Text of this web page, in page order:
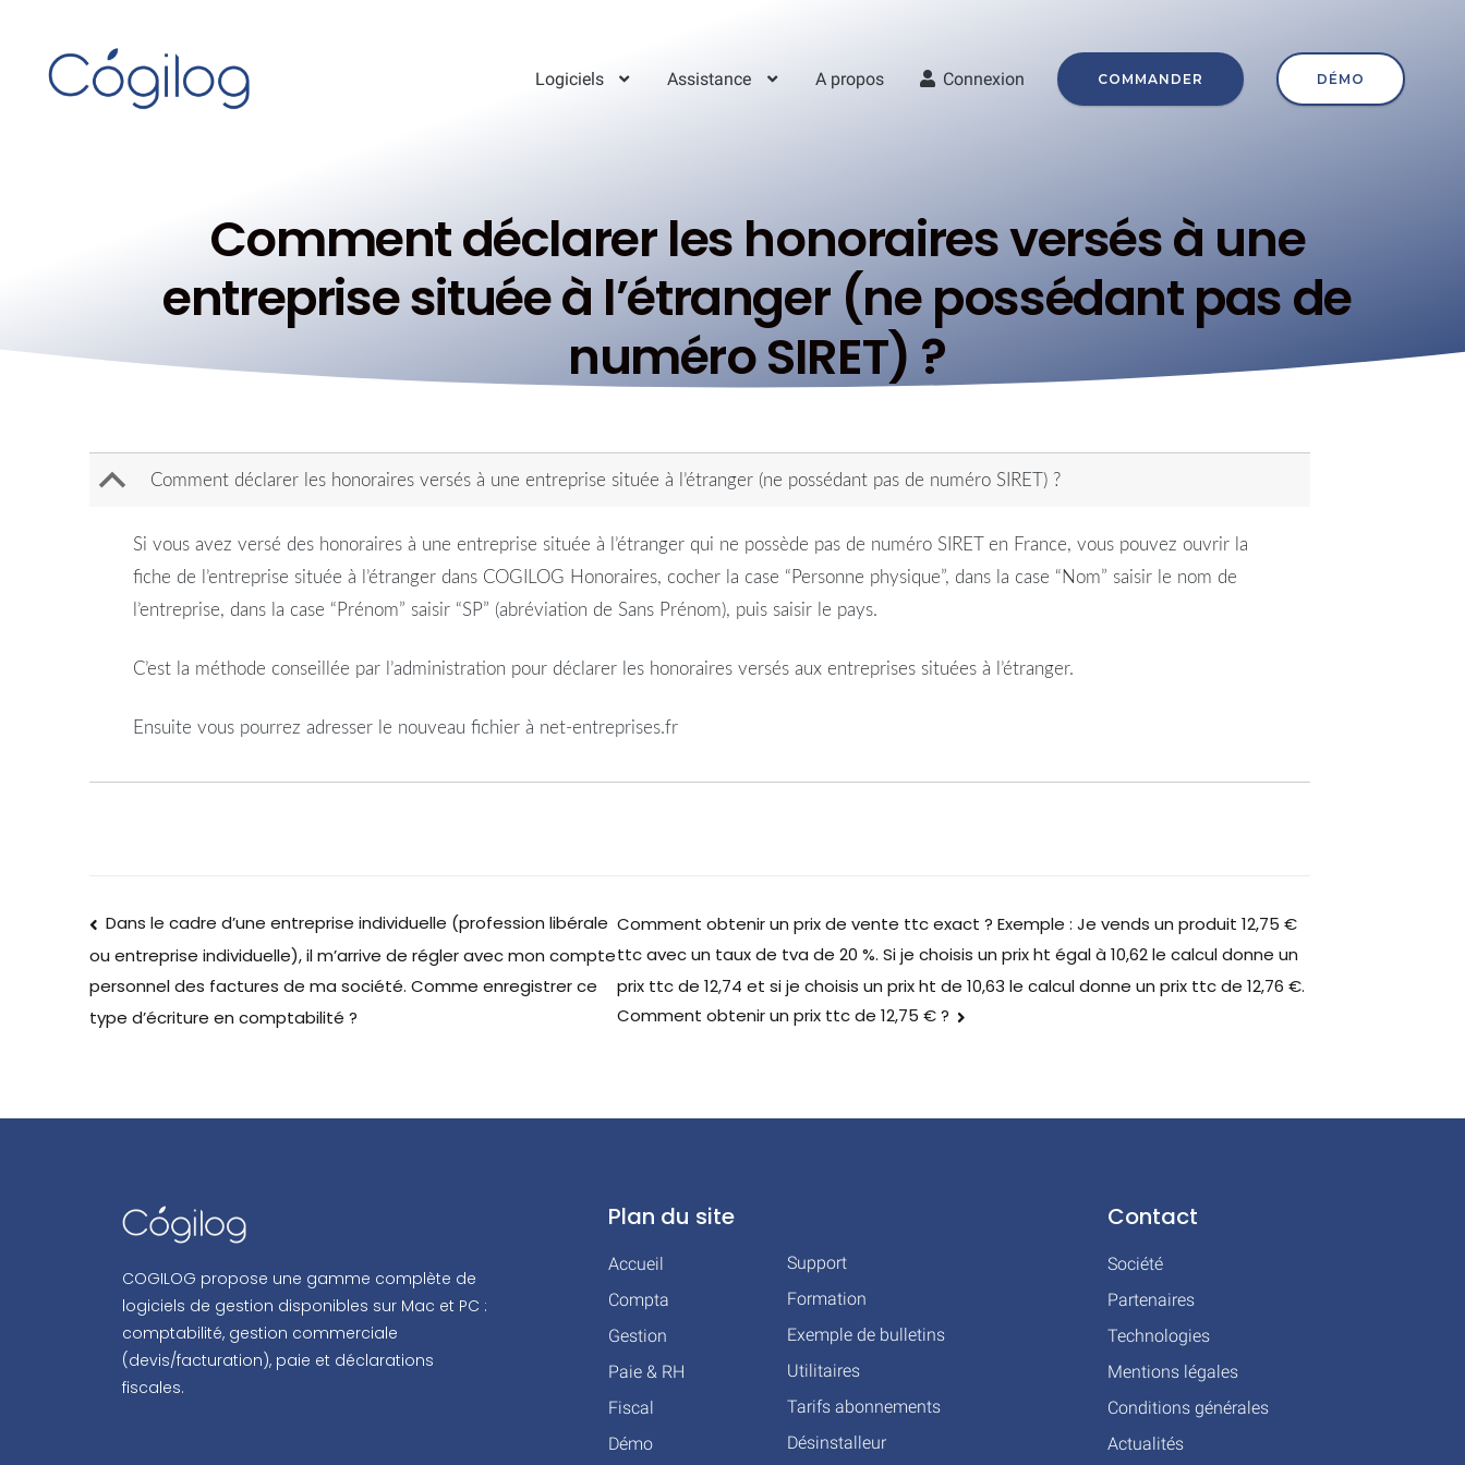
Logiciels Assistance A propos Connexion COMMANDER DÉMO
Comment déclarer les honoraires versés à une
entreprise située à l’étranger (ne possédant pas de
numéro SIRET) ?
B Comment déclarer les honoraires versés à une entreprise située à l’étranger (ne possédant pas de numéro SIRET) ?
Si vous avez versé des honoraires à une entreprise située à l’étranger qui ne possède pas de numéro SIRET en France, vous pouvez ouvrir la
fiche de l’entreprise située à l’étranger dans COGILOG Honoraires, cocher la case “Personne physique”, dans la case “Nom” saisir le nom de
l’entreprise, dans la case “Prénom” saisir “SP” (abréviation de Sans Prénom), puis saisir le pays.
C’est la méthode conseillée par l’administration pour déclarer les honoraires versés aux entreprises situées à l’étranger.
Ensuite vous pourrez adresser le nouveau fichier à net-entreprises.fr
Dans le cadre d’une entreprise individuelle (profession libérale
ou entreprise individuelle), il m’arrive de régler avec mon compte
personnel des factures de ma société. Comme enregistrer ce
type d’écriture en comptabilité ?
Comment obtenir un prix de vente ttc exact ? Exemple : Je vends un produit 12,75 €
ttc avec un taux de tva de 20 %. Si je choisis un prix ht égal à 10,62 le calcul donne un
prix ttc de 12,74 et si je choisis un prix ht de 10,63 le calcul donne un prix ttc de 12,76 €.
Comment obtenir un prix ttc de 12,75 € ?
COGILOG propose une gamme complète de
logiciels de gestion disponibles sur Mac et PC :
comptabilité, gestion commerciale
(devis/facturation), paie et déclarations
fiscales.
Plan du site
Accueil
Compta
Gestion
Paie & RH
Fiscal
Démo
Support
Formation
Exemple de bulletins
Utilitaires
Tarifs abonnements
Désinstalleur
Contact
Société
Partenaires
Technologies
Mentions légales
Conditions générales
Actualités